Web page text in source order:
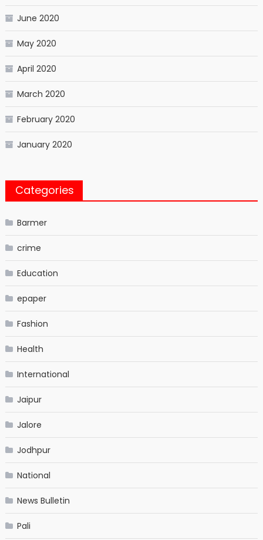
June 2020
May 2020
April 2020
March 2020
February 2020
January 2020
Categories
Barmer
crime
Education
epaper
Fashion
Health
International
Jaipur
Jalore
Jodhpur
National
News Bulletin
Pali